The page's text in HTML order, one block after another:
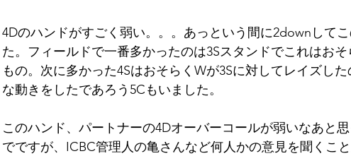
4Dのハンドがすごく弱い。。。あっという間に2downして
た。フィールドで一番多かったのは3Sスタンドでこれはお
もの。次に多かった4SはおそらくWが3Sに対してレイズし
な動きをしたであろう5Cもいました。
このハンド、パートナーの4Dオーバーコールが弱いなあと
でですが、ICBC管理人の亀さんなど何人かの意見を聞くこと